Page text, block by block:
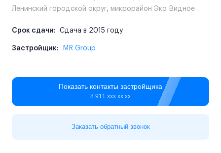
Ленинский городской округ, микрорайон Эко Видное
Срок сдачи: Сдача в 2015 году
Застройщик: MR Group
Показать контакты застройщика
8 911 ххх хх хх
Заказать обратный звонок